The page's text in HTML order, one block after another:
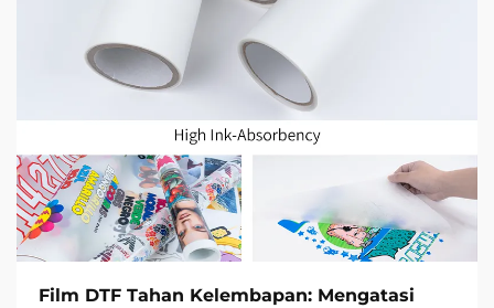
Film DTF Tahan Kelembapan: Mengatasi